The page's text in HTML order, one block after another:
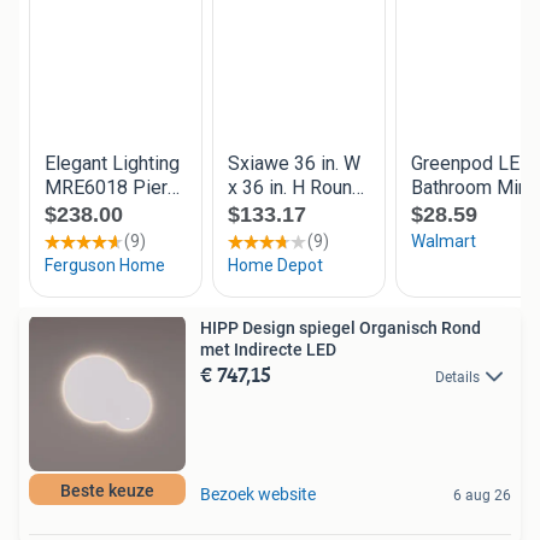
Beste keuze
HIPP Design spiegel Organisch Rond
met Indirecte LED
€ 747,15 Details
Bezoek website 6 aug 26